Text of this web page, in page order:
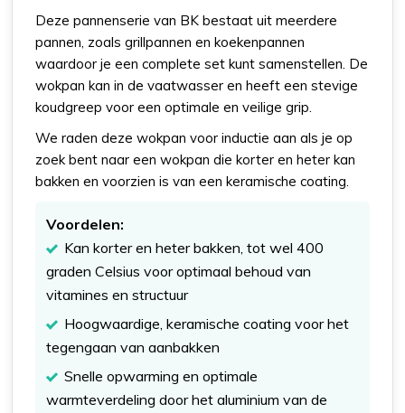
Deze pannenserie van BK bestaat uit meerdere
pannen, zoals grillpannen en koekenpannen
waardoor je een complete set kunt samenstellen. De
wokpan kan in de vaatwasser en heeft een stevige
koudgreep voor een optimale en veilige grip.
We raden deze wokpan voor inductie aan als je op
zoek bent naar een wokpan die korter en heter kan
bakken en voorzien is van een keramische coating.
Voordelen:
Kan korter en heter bakken, tot wel 400
graden Celsius voor optimaal behoud van
vitamines en structuur
Hoogwaardige, keramische coating voor het
tegengaan van aanbakken
Snelle opwarming en optimale
warmteverdeling door het aluminium van de